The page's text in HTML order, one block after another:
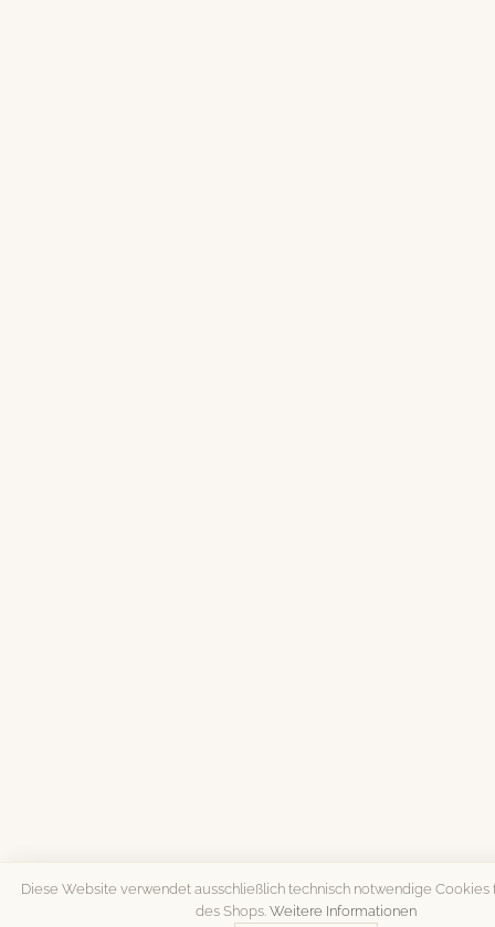
Diese Website verwendet ausschließlich technisch notwendige Cookies
des Shops. Weitere Informationen